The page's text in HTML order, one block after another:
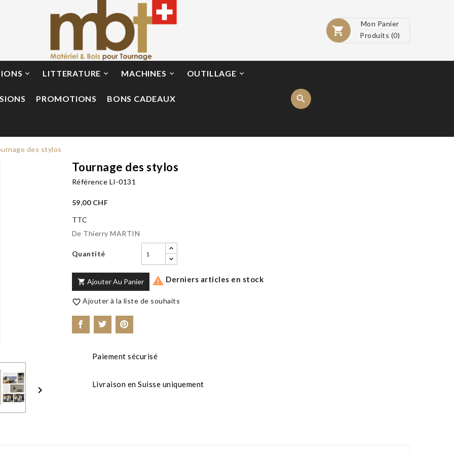

Mon Panier
Produits (0)
 LITTERATURE  MACHINES  OUTILLAGE 
PROMOTIONS BONS CADEAUX
des stylos

Tournage des stylos
Référence LI-0131
59,00 CHF
TTC
De Thierry MARTIN
Quantité
 Ajouter Au Panier  Derniers articles en stock
 Ajouter à la liste de souhaits
Paiement sécurisé
Livraison en Suisse uniquement